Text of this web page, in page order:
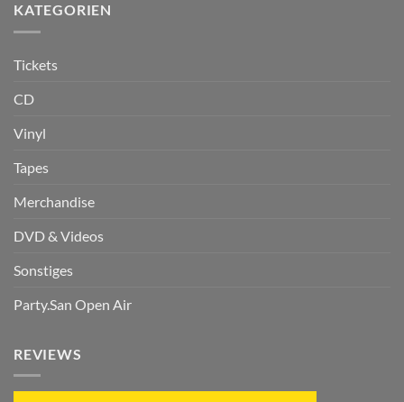
KATEGORIEN
Tickets
CD
Vinyl
Tapes
Merchandise
DVD & Videos
Sonstiges
Party.San Open Air
REVIEWS